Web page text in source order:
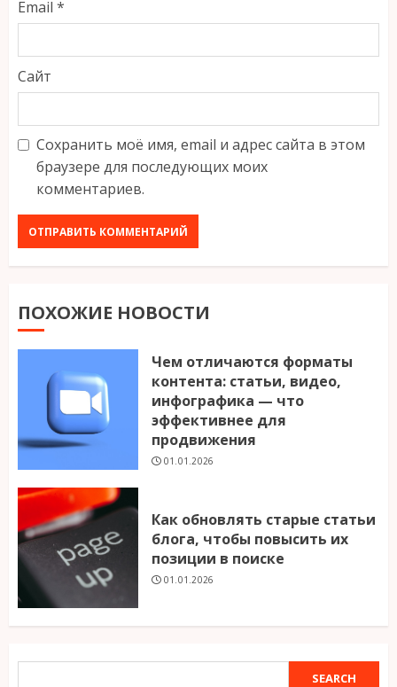
Email *
Сайт
Сохранить моё имя, email и адрес сайта в этом
браузере для последующих моих
комментариев.
ПОХОЖИЕ НОВОСТИ
Чем отличаются форматы
контента: статьи, видео,
инфографика — что
эффективнее для
продвижения
01.01.2026
Как обновлять старые статьи
блога, чтобы повысить их
позиции в поиске
01.01.2026
SEARCH